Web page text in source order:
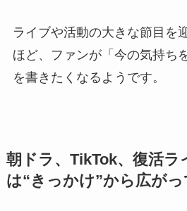
ライブや活動の大きな節目を
ほど、ファンが「今の気持ち
を書きたくなるようです。
朝ドラ、TikTok、復活
は“きっかけ”から広がっ